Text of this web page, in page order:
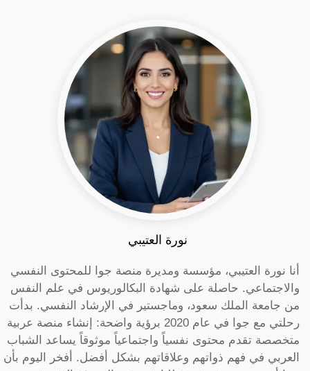
نورة العتيبي
أنا نورة العتيبي، مؤسسة ومديرة منصة جوا للمحتوى النفسي
والاجتماعي. حاصلة على شهادة البكالوريوس في علم النفس
من جامعة الملك سعود، وماجستير في الإرشاد النفسي. بدأت
رحلتي مع جوا في عام 2020 برؤية واضحة: إنشاء منصة عربية
متخصصة تقدم محتوى نفسياً واجتماعياً موثوقاً يساعد الشباب
العربي في فهم ذواتهم وعلاقاتهم بشكل أفضل. أفخر اليوم بأن